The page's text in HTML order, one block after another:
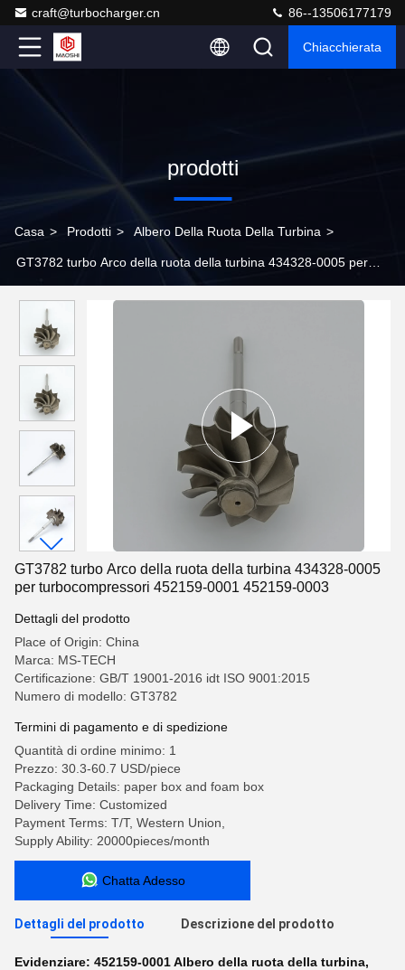
craft@turbocharger.cn 86--13506177179
Chiacchierata
prodotti
Casa > Prodotti > Albero Della Ruota Della Turbina >
GT3782 turbo Arco della ruota della turbina 434328-0005 per
GT3782 turbo Arco della ruota della turbina 434328-0005
per turbocompressori 452159-0001 452159-0003
Dettagli del prodotto
Place of Origin: China
Marca: MS-TECH
Certificazione: GB/T 19001-2016 idt ISO 9001:2015
Numero di modello: GT3782
Termini di pagamento e di spedizione
Quantità di ordine minimo: 1
Prezzo: 30.3-60.7 USD/piece
Packaging Details: paper box and foam box
Delivery Time: Customized
Payment Terms: T/T, Western Union,
Supply Ability: 20000pieces/month
Chatta Adesso
Dettagli del prodotto Descrizione del prodotto
Evidenziare: 452159-0001 Albero della ruota della turbina,